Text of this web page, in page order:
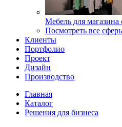
Мебель для
Посмотреть все
Клиенты
Портфолио
Проект
Дизайн
Производство
Главная
Каталог
Решения для бизнеса